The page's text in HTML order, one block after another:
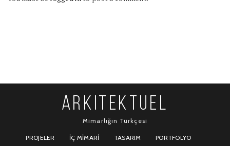
ARKITEKTUEL
Mimarlığın Türkçesi
PROJELER İÇ MIMARI TASARIM PORTFOLYO